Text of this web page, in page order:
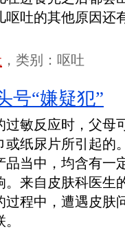
吐的其他原因还
，类别：呕吐
号“嫌疑犯”
过敏反应时，父母
纸尿片所引起的
当中，均含有一
。来自皮肤科医生
程中，遭遇皮肤